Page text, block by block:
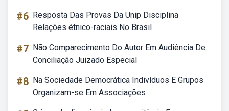
#6 Resposta Das Provas Da Unip Disciplina
Relações étnico-raciais No Brasil
#7 Não Comparecimento Do Autor Em Audiência De
Conciliação Juizado Especial
#8 Na Sociedade Democrática Indivíduos E Grupos
Organizam-se Em Associações